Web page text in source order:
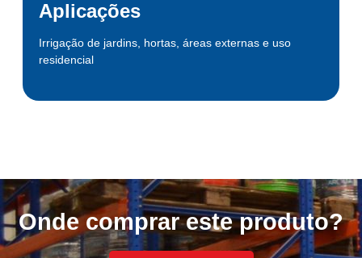
Aplicações
Irrigação de jardins, hortas, áreas externas e uso
residencial
Onde comprar este produto?